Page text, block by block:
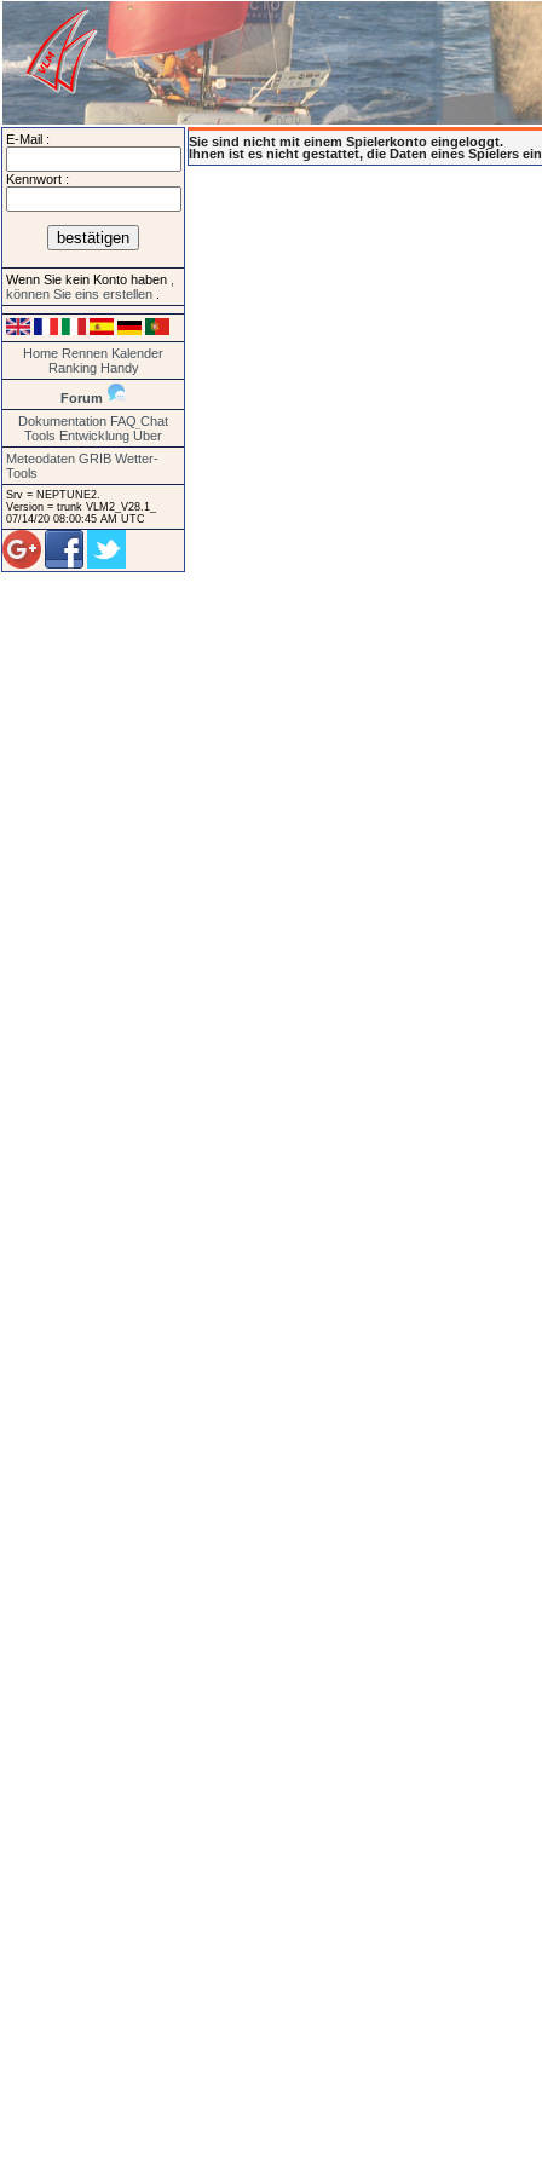
E-Mail :
Kennwort :
Wenn Sie kein Konto haben
können Sie eins erstellen
Home Rennen Kalender
Ranking Handy
Forum
Dokumentation FAQ Chat
Tools Entwicklung Über
Meteodaten GRIB Wetter-
Tools
Srv = NEPTUNE2.
Version = trunk VLM2_V28.1_
07/14/20 08:00:45 AM UTC
Sie sind nicht mit einem Spielerkonto eingeloggt.
Ihnen ist es nicht gestattet, die Daten eines Spielers